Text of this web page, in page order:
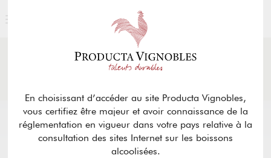
ACTUALITÉS
Retour
En choisissant d’accéder au site Producta Vignobles,
vous certifiez être majeur et avoir connaissance de la
réglementation en vigueur dans votre pays relative à la
consultation des sites Internet sur les boissons
alcoolisées.